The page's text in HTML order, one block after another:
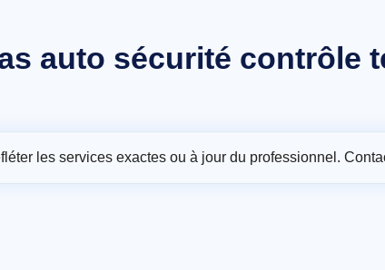
auto sécurité contrôle
les services exactes ou à jour du professionnel.